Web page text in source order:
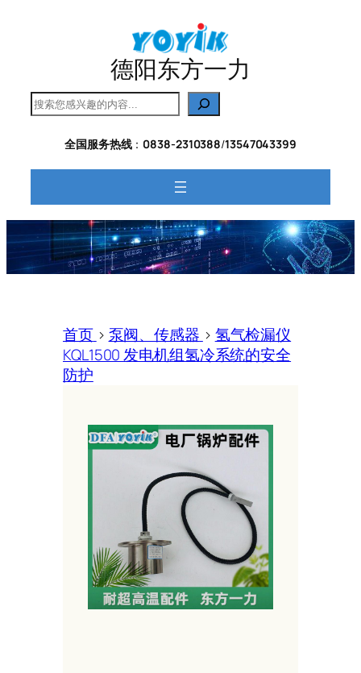
德阳东方一力
搜
索
全国服务热线： 0838-2310388/13547043399
首页 > 泵阀、传感器 > 氢气检漏仪
KQL1500 发电机组氢冷系统的安全
防护